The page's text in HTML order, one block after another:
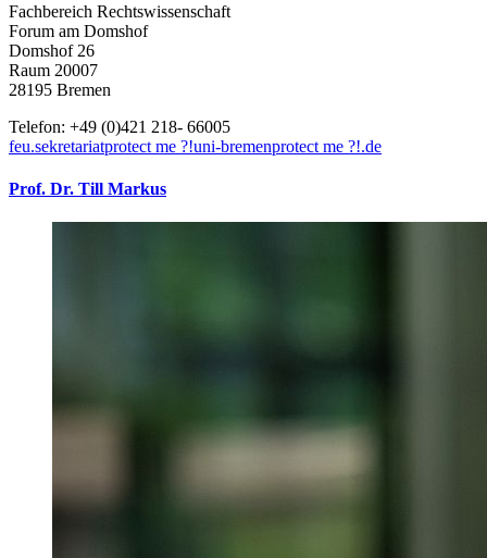
Fachbereich Rechtswissenschaft
Forum am Domshof
Domshof 26
Raum 20007
28195 Bremen
Telefon: +49 (0)421 218- 66005
feu.sekretariatprotect me ?!uni-bremenprotect me ?!.de
Prof. Dr. Till Markus